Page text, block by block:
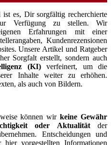
ist es, Dir sorgfältig recherchierte
Verfügung zu stellen. Wir
Erfahrungen mit einer
Kundenrezensionen
Unsere Artikel und Ratgeber
Sorgfalt erstellt, sondern auch
(KI)verfeinert, um die
Inhalte weiter zu erhöhen.
als auch von Bildern.
können wirkeine Gewähr
oder Aktualitätder
Entscheidungen und
vorgestellten Informationen